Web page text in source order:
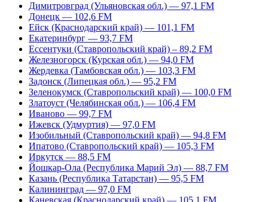
Димитровград (Ульяновская обл.) — 97,1 FM
Донецк — 102,6 FM
Ейск (Краснодарский край) — 101,1 FM
Екатеринбург — 93,7 FM
Ессентуки (Ставропольский край) – 89,2 FM
Железногорск (Курская обл.) — 94,0 FM
Жердевка (Тамбовская обл.) — 103,3 FM
Задонск (Липецкая обл.) — 95,2 FM
Зеленокумск (Ставропольский край) — 100,0 FM
Златоуст (Челябинская обл.) — 106,4 FM
Иваново — 99,7 FM
Ижевск (Удмуртия) — 97,0 FM
Изобильный (Ставропольский край) — 94,8 FM
Ипатово (Ставропольский край) — 105,3 FM
Иркутск — 88,5 FM
Йошкар-Ола (Республика Марий Эл) — 88,7 FM
Казань (Республика Татарстан) — 95,5 FM
Калининград — 97,0 FM
Каневская (Краснодарский край) — 105,1 FM